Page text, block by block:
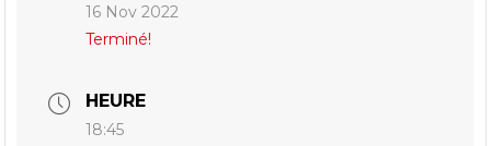
16 Nov 2022
Terminé!
HEURE
18:45